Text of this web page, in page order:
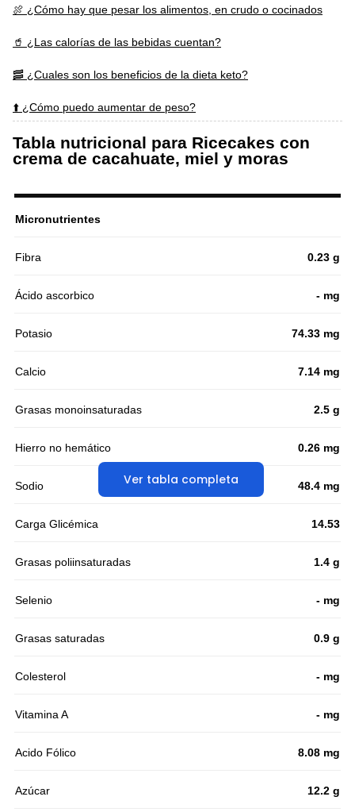
🍖 ¿Cómo hay que pesar los alimentos, en crudo o cocinados
🥤 ¿Las calorías de las bebidas cuentan?
🥓 ¿Cuales son los beneficios de la dieta keto?
⬆️ ¿Cómo puedo aumentar de peso?
Tabla nutricional para Ricecakes con
crema de cacahuate, miel y moras
Ver tabla completa
Micronutrientes
Fibra 0.23 g
Ácido ascorbico - mg
Potasio 74.33 mg
Calcio 7.14 mg
Grasas monoinsaturadas 2.5 g
Hierro no hemático 0.26 mg
Sodio 48.4 mg
Carga Glicémica 14.53
Grasas poliinsaturadas 1.4 g
Selenio - mg
Grasas saturadas 0.9 g
Colesterol - mg
Vitamina A - mg
Acido Fólico 8.08 mg
Azúcar 12.2 g